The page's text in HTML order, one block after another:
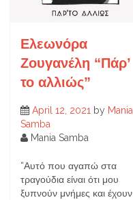
Ελεωνόρα
Ζουγανέλη “Πάρ’
το αλλιώς”
April 12, 2021 by Mania
Samba
Mania Samba
“Αυτό που αγαπώ στα
τραγούδια είναι ότι μου
ξυπνούν μνήμες και έχουν